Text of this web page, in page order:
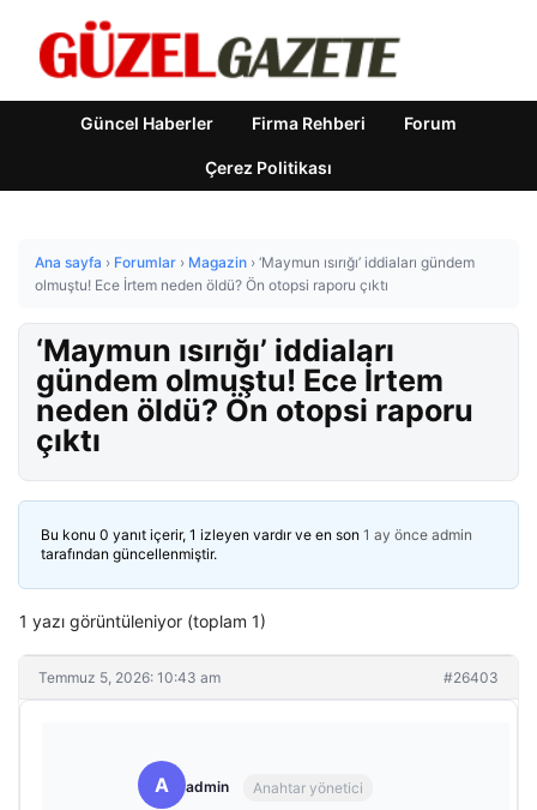
Güncel Haberler Firma Rehberi Forum
Çerez Politikası
Ana sayfa › Forumlar › Magazin › ‘Maymun ısırığı’ iddiaları gündem
olmuştu! Ece İrtem neden öldü? Ön otopsi raporu çıktı
‘Maymun ısırığı’ iddiaları
gündem olmuştu! Ece İrtem
neden öldü? Ön otopsi raporu
çıktı
Bu konu 0 yanıt içerir, 1 izleyen vardır ve en son 1 ay önce admin
tarafından güncellenmiştir.
1 yazı görüntüleniyor (toplam 1)
Temmuz 5, 2026: 10:43 am #26403
A admin Anahtar yönetici